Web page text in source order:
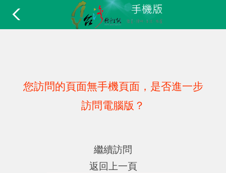
您訪問的頁面無手機頁面，是否進一步
訪問電腦版？
繼續訪問
返回上一頁